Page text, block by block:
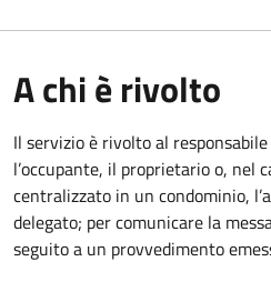
A chi è rivolto
Il servizio è rivolto al
l’occupante, il proprietario o, nel
centralizzato in un condominio,
delegato; per comunicare la
seguito a un provvedimento